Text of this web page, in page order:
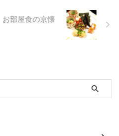
部屋食の京懐